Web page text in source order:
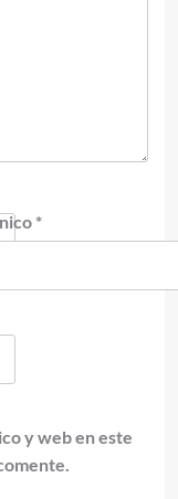
*
y web en este